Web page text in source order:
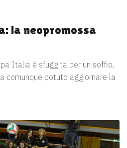
la neopromossa
Italia è sfuggita per un soffio,
comunque potuto aggiornare la